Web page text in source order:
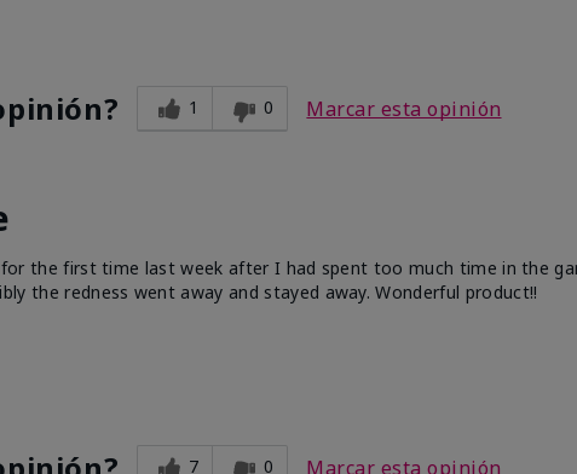
1 0 Marcar esta opinión
the first time last week after I had spent too much time in the
the redness went away and stayed away. Wonderful product!!
7 0 Marcar esta opinión